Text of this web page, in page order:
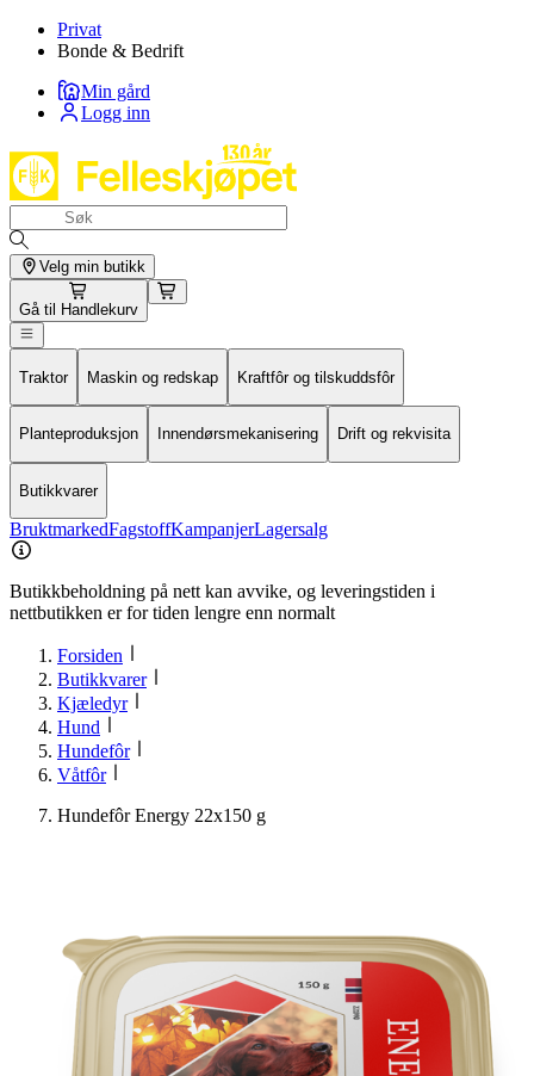
Privat
Bonde & Bedrift
Min gård
Logg inn
Velg min butikk
Gå til Handlekurv
Traktor Maskin og redskap Kraftfôr og tilskuddsfôr
Planteproduksjon Innendørsmekanisering Drift og rekvisita
Butikkvarer
BruktmarkedFagstoffKampanjerLagersalg
Butikkbeholdning på nett kan avvike, og leveringstiden i
nettbutikken er for tiden lengre enn normalt
Forsiden
Butikkvarer
Kjæledyr
Hund
Hundefôr
Våtfôr
Hundefôr Energy 22x150 g